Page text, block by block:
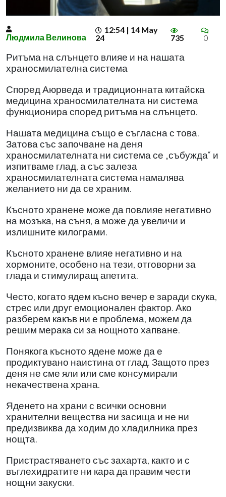
Людмила Велинова
12:54 | 14 May
24
735 0
Ритъма на слънцето влияе и на нашата
храносмилателна система
Според Аюрведа и традиционната китайска
медицина храносмилателната ни система
функционира според ритъма на слънцето.
Нашата медицина също е съгласна с това.
Затова със започване на деня
храносмилателната ни система се „събужда“ и
изпитваме глад, а със залеза
храносмилателната система намалява
желанието ни да се храним.
Късното хранене може да повлияе негативно
на мозъка, на съня, а може да увеличи и
излишните килограми.
Късното хранене влияе негативно и на
хормоните, особено на тези, отговорни за
глада и стимулиращ апетита.
Често, когато ядем късно вечер е заради скука,
стрес или друг емоционален фактор. Ако
разберем какъв ни е проблема, можем да
решим мерака си за нощното хапване.
Понякога късното ядене може да е
продиктувано наистина от глад. Защото през
деня не сме яли или сме консумирали
некачествена храна.
Яденето на храни с всички основни
хранителни вещества ни засища и не ни
предизвиква да ходим до хладилника през
нощта.
Пристрастяването със захарта, както и с
въглехидратите ни кара да правим чести
нощни закуски.